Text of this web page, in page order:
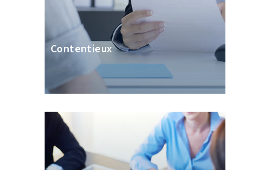
Contentieux